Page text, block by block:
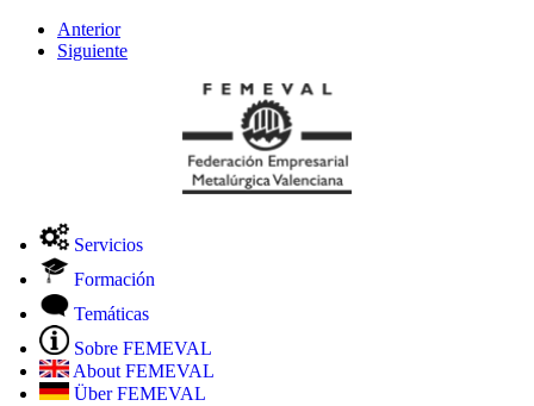
Anterior
Siguiente
Servicios
Formación
Temáticas
Sobre FEMEVAL
About FEMEVAL
Über FEMEVAL